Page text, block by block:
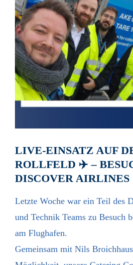
LIVE-EINSATZ AUF
ROLLFELD ✈️ –
DISCOVER AIRLINES
Letzte Woche war ein Teil des
und Technik Teams zu Besuch
am Flughafen.
Gemeinsam mit Nils